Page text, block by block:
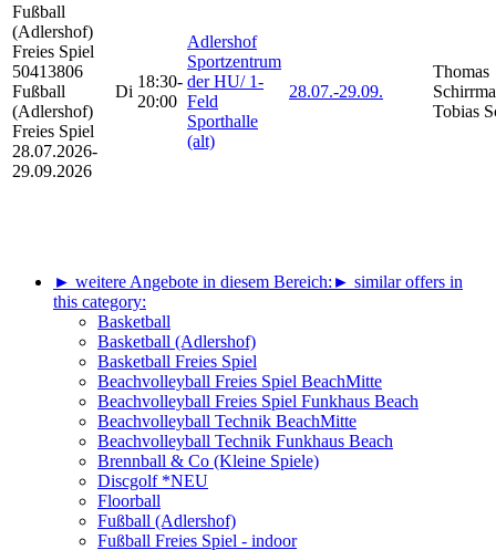
Fußball
(Adlershof)
Freies Spiel
50413806
Fußball
(Adlershof)
Freies Spiel
28.07.2026-
29.09.2026
Di
18:30-
20:00
Adlershof
Sportzentrum
der HU/ 1-
Feld
Sporthalle
(alt)
28.07.-29.09.
Thomas
Tobias
► weitere Angebote in diesem Bereich: ► similar offers in
this category:
Basketball
Basketball (Adlershof)
Basketball Freies Spiel
Beachvolleyball Freies Spiel BeachMitte
Beachvolleyball Freies Spiel Funkhaus Beach
Beachvolleyball Technik BeachMitte
Beachvolleyball Technik Funkhaus Beach
Brennball & Co (Kleine Spiele)
Discgolf *NEU
Floorball
Fußball (Adlershof)
Fußball Freies Spiel - indoor